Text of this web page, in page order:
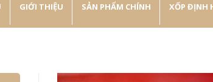
GIỚI THIỆU SẢN PHẨM CHÍNH XỐP ĐỊNH